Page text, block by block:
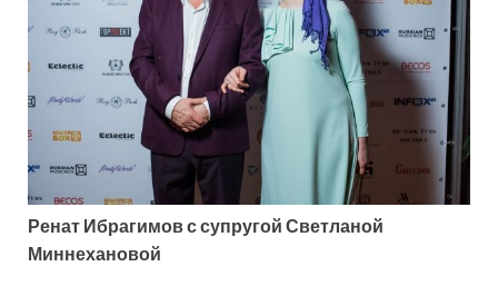
Ренат Ибрагимов с супругой Светланой
Миннехановой